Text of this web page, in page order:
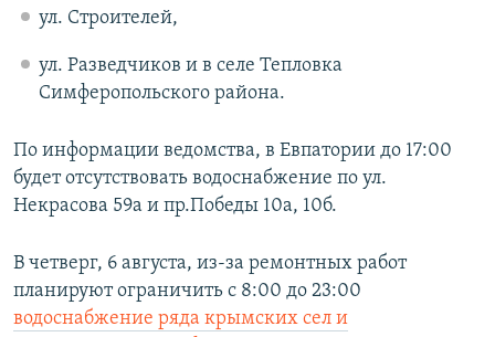
ул. Строителей,
ул. Разведчиков и в селе Тепловка
Симферопольского района.
По информации ведомства, в Евпатории до 17:00
будет отсутствовать водоснабжение по ул.
Некрасова 59а и пр.Победы 10а, 10б.
В четверг, 6 августа, из-за ремонтных работ
планируют ограничить с 8:00 до 23:00
водоснабжение ряда крымских сел и